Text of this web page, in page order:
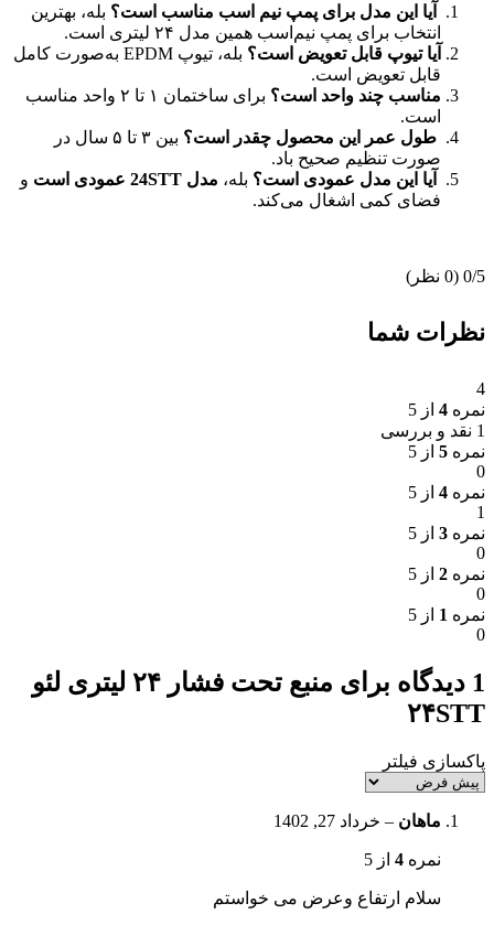
آیا این مدل برای پمپ نیم اسب مناسب است؟ بله، بهترین
انتخاب برای پمپ نیم‌اسب همین مدل ۲۴ لیتری است.
آیا تیوپ قابل تعویض است؟
بله، تیوپ EPDM به‌صورت کامل
قابل تعویض است.
مناسب چند واحد است؟
برای ساختمان ۱ تا ۲ واحد مناسب
است.
طول عمر این محصول چقدر است؟
بین ۳ تا ۵ سال در
صورت تنظیم صحیح باد.
آیا این مدل عمودی است؟ بله، مدل 24 STT عمودی است و
فضای کمی اشغال می‌کند.
‫0/5 ‫(0 نظر)
نظرات شما
4
نمره 4 از 5
1 نقد و بررسی
نمره 5 از 5
0
نمره 4 از 5
1
نمره 3 از 5
0
نمره 2 از 5
0
نمره 1 از 5
0
1 دیدگاه برای
منبع تحت فشار ۲۴ لیتری لئو
۲۴STT
پاکسازی فیلتر
ماهان – خرداد 27, 1402
نمره 4 از 5
سلام ارتفاع وعرض می خواستم